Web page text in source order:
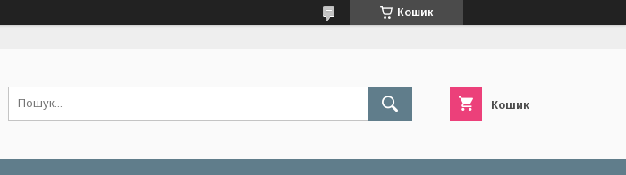
Кошик
Кошик